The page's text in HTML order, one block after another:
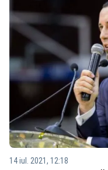
14 iul. 2021, 12:18